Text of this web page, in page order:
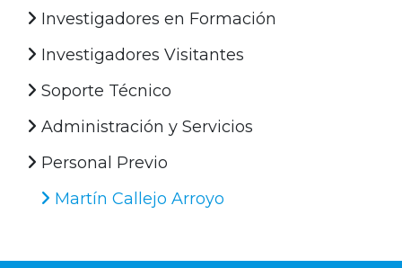
Investigadores en Formación
Investigadores Visitantes
Soporte Técnico
Administración y Servicios
Personal Previo
Martín Callejo Arroyo